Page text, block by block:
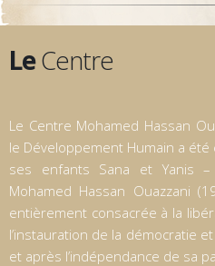
LeCentre
Le Centre Mohamed Hassan
le Développement Humain a
ses enfants Sana et Yanis
Mohamed Hassan Ouazzani
entièrement consacrée à la
l’instauration de la démocratie
et après l’indépendance de sa